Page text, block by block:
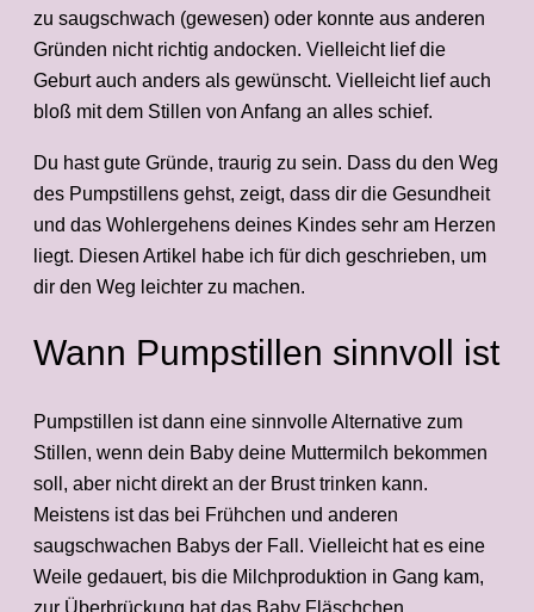
zu saugschwach (gewesen) oder konnte aus anderen
Gründen nicht richtig andocken. Vielleicht lief die
Geburt auch anders als gewünscht. Vielleicht lief auch
bloß mit dem Stillen von Anfang an alles schief.
Du hast gute Gründe, traurig zu sein. Dass du den Weg
des Pumpstillens gehst, zeigt, dass dir die Gesundheit
und das Wohlergehens deines Kindes sehr am Herzen
liegt. Diesen Artikel habe ich für dich geschrieben, um
dir den Weg leichter zu machen.
Wann Pumpstillen sinnvoll ist
Pumpstillen ist dann eine sinnvolle Alternative zum
Stillen, wenn dein Baby deine Muttermilch bekommen
soll, aber nicht direkt an der Brust trinken kann.
Meistens ist das bei Frühchen und anderen
saugschwachen Babys der Fall. Vielleicht hat es eine
Weile gedauert, bis die Milchproduktion in Gang kam,
zur Überbrückung hat das Baby Fläschchen